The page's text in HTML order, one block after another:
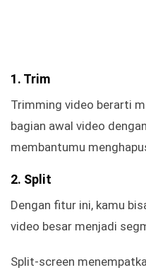
1. Trim
Trimming video berarti
bagian awal video
membantumu
2. Split
Dengan fitur ini, kamu
video besar menjadi
Split-screen